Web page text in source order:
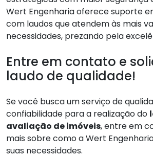
Wert Engenharia oferece suporte
com laudos que atendem às mais
necessidades, prezando pela
Entre em contato e
laudo de qualidade!
Se você busca um serviço de
confiabilidade para a realização do
avaliação de imóveis, entre em
mais sobre como a Wert
suas necessidades.